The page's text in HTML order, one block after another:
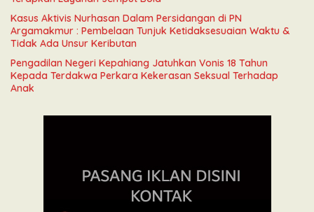
Kasus Aktivis Nurhasan Dalam Persidangan di PN
Argamakmur : Pembelaan Tunjuk Ketidaksesuaian Waktu &
Tidak Ada Unsur Keributan
Pengadilan Negeri Kepahiang Jatuhkan Vonis 18 Tahun
Kepada Terdakwa Perkara Kekerasan Seksual Terhadap
Anak